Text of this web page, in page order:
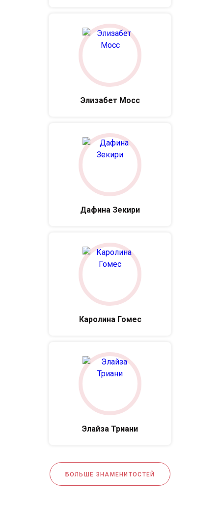
Элизабет Мосс
Дафина Зекири
Каролина Гомес
Элайза Триани
БОЛЬШЕ ЗНАМЕНИТОСТЕЙ